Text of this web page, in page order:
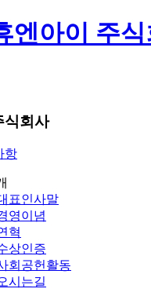
엔아이 주
식회사
항
표인사말
영이념
혁
상인증
회공헌활동
시는길